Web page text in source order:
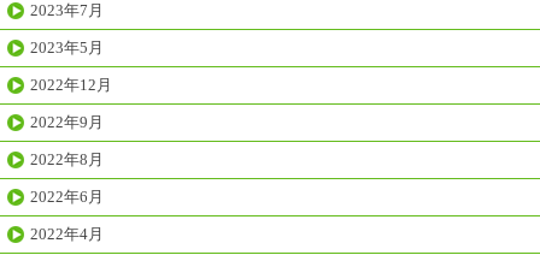
2023年7月
2023年5月
2022年12月
2022年9月
2022年8月
2022年6月
2022年4月